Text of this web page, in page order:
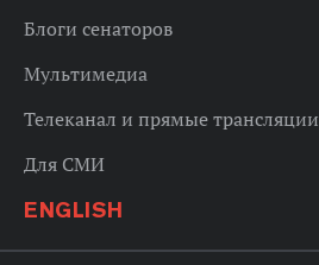
Блоги сенаторов
Мультимедиа
Телеканал и прямые трансляции
Для СМИ
ENGLISH